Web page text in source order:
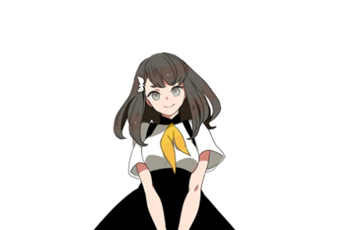
未来が今始まる。作品名ガッチャマ
ンクラウズインサイト放送形態TVア
ニメシリーズガッチャマンクラウズ
スケジュール2015年7月4日（土)～2
015年9月26日（土）日本テレビほか
話数全12話キャスト一ノ瀬はじめ：
内田真...